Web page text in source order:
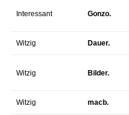
Interessant Gonzo.
Witzig Dauer.
Witzig Bilder.
Witzig macb.